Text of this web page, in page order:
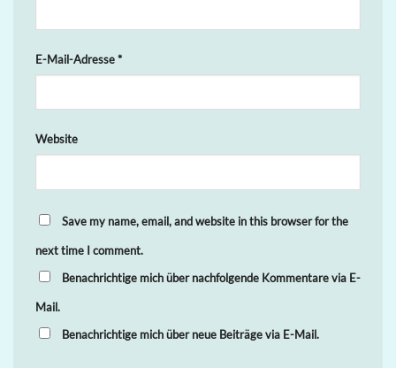
E-Mail-Adresse *
Website
Save my name, email, and website in this browser for the
next time I comment.
Benachrichtige mich über nachfolgende Kommentare via E-
Mail.
Benachrichtige mich über neue Beiträge via E-Mail.